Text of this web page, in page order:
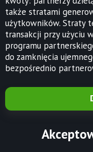
także stratami
użytkowników. Straty
transakcji przy użyciu
programu
do zamknięcia
bezpośrednio